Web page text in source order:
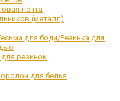
лента
(металл)
для боди/Резинка для
резинок
для белья